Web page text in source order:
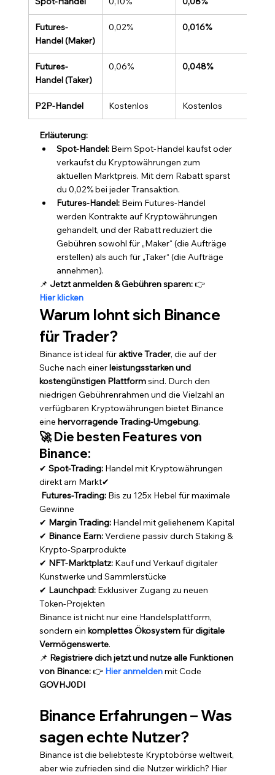
Futures-
Handel (Maker)
0,02% 0,016%
Futures-
Handel (Taker)
0,06% 0,048%
P2P-Handel Kostenlos Kostenlos
Erläuterung:
Spot-Handel: Beim Spot-Handel kaufst oder
verkaufst du Kryptowährungen zum
aktuellen Marktpreis. Mit dem Rabatt sparst
du 0,02% bei jeder Transaktion.
Futures-Handel: Beim Futures-Handel
werden Kontrakte auf Kryptowährungen
gehandelt, und der Rabatt reduziert die
Gebühren sowohl für „Maker“ (die Aufträge
erstellen) als auch für „Taker“ (die Aufträge
annehmen).
📌 Jetzt anmelden & Gebühren sparen: 👉
Hier klicken
Warum lohnt sich Binance
für Trader?
Binance ist ideal für aktive Trader, die auf der
Suche nach einer leistungsstarken und
kostengünstigen Plattform sind. Durch den
niedrigen Gebührenrahmen und die Vielzahl an
verfügbaren Kryptowährungen bietet Binance
eine hervorragende Trading-Umgebung.
🚀 Die besten Features von
Binance:
✔ Spot-Trading: Handel mit Kryptowährungen
direkt am Markt✔
Futures-Trading: Bis zu 125x Hebel für maximale
Gewinne
✔ Margin Trading: Handel mit geliehenem Kapital
✔ Binance Earn: Verdiene passiv durch Staking &
Krypto-Sparprodukte
✔ NFT-Marktplatz: Kauf und Verkauf digitaler
Kunstwerke und Sammlerstücke
✔ Launchpad: Exklusiver Zugang zu neuen
Token-Projekten
Binance ist nicht nur eine Handelsplattform,
sondern ein komplettes Ökosystem für digitale
Vermögenswerte.
📌 Registriere dich jetzt und nutze alle Funktionen
von Binance: 👉 Hier anmelden mit Code
GOVHJ0DI
Binance Erfahrungen – Was
sagen echte Nutzer?
Binance ist die beliebteste Kryptobörse weltweit,
aber wie zufrieden sind die Nutzer wirklich? Hier